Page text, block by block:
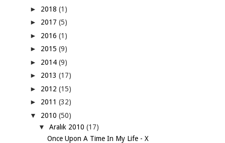
► 2018 (1)
► 2017 (5)
► 2016 (1)
► 2015 (9)
► 2014 (9)
► 2013 (17)
► 2012 (15)
► 2011 (32)
▼ 2010 (50)
▼ Aralık 2010 (17)
Once Upon A Time In My Life - X